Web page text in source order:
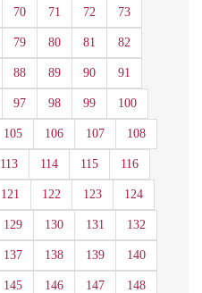
70 71 72 73
79 80 81 82
88 89 90 91
97 98 99 100
105 106 107 108
113 114 115 116
121 122 123 124
129 130 131 132
137 138 139 140
145 146 147 148